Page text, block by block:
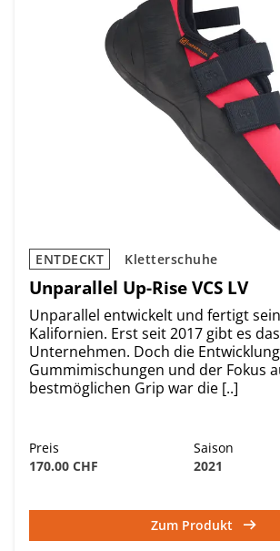
Kletterschuhe
ENTDECKT
Unparallel Up-Rise VCS LV
Unparallel entwickelt und fertigt
Kalifornien. Erst seit 2017 gibt es das
Unternehmen. Doch die
Gummimischungen und der Fokus
bestmöglichen Grip war die [..]
Preis
170.00 CHF
Saison
2021
Zum Produkt